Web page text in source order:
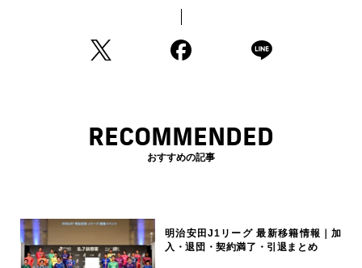
RECOMMENDED
おすすめの記事
明治安田J1リーグ 最新移籍情報｜加
入・退団・契約満了・引退まとめ